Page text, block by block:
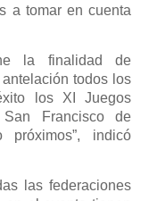
a tomar en cuenta
la finalidad de
todos los
los XI Juegos
San Francisco de
indicó
las federaciones